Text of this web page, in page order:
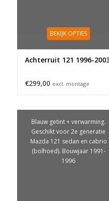
BEKIJK OPTIES
Achterruit 121 1996-
€299,00 excl. montage
Blauw getint + verwarming.
Geschikt voor 2e generatie
Mazda 121 sedan en cabrio
(bolhoed). Bouwjaar 1991-
1996